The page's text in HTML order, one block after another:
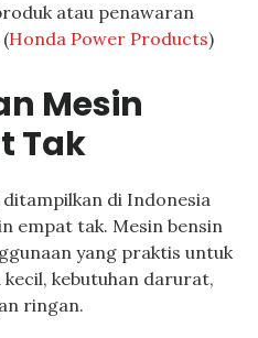
atau penawaran
Honda Power Products)
Mesin
Tak
di Indonesia
empat tak. Mesin bensin
yang praktis untuk
kebutuhan darurat,
ringan.